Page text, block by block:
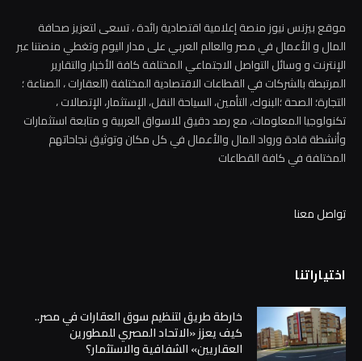
موقع بيزنس نيوز منصة إعلامية اقتصادية رائدة ، تسعى لتعزيز صحافة
المال و الأعمال في مصر والعالم العربي على مدار اليوم وتغطي منصتنا عبر
الإنترنت و وسائل التواصل الاجتماعي المختلفة كافة الأخبار والتقارير
المرتبطة بالشركات في القطاعات الاقتصادية المختلفة (العقارات ، الصناعة ؛
التجارة؛ الصحة ؛البنوك، التأمين، السياحة النقل، الإستثمار، الإتصالات ،
تكنولوجيا المعلومات، مع رصد دقيق للاسواق العربية و متابعة استثمارات
وأنشطة قادة ورواد المال والأعمال في كل مكان وتوثيق نجاحاتهم
المختلفة في كافة القطاعات
تواصل معنا
اختياراتنا
خارطة طريق لتنظيم سوق العقارات في مصر..
كيف يعزز «الاتحاد المصري للمطورين
العقاريين» الشفافية والاستثمار؟